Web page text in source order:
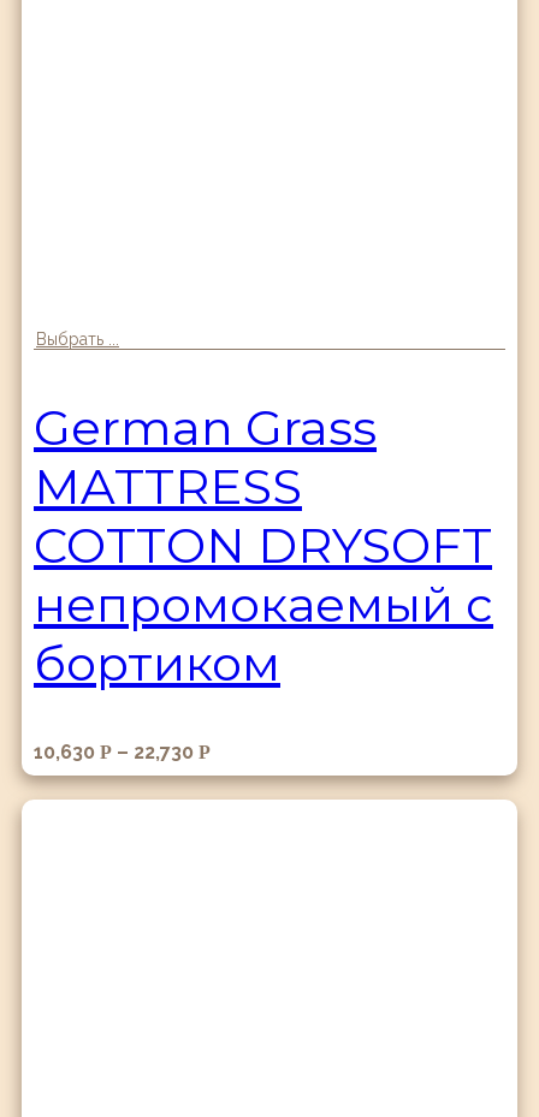
Выбрать ...
German Grass
MATTRESS
COTTON DRYSOFT
непромокаемый с
бортиком
10,630 Р – 22,730 Р